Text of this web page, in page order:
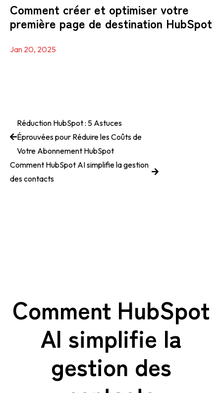
Comment créer et optimiser votre
première page de destination HubSpot
Jan 20, 2025
Réduction HubSpot : 5 Astuces
Éprouvées pour Réduire les Coûts de
Votre Abonnement HubSpot
Comment HubSp ot AI simplifie la gestion
des contacts
Comment HubSp ot
AI simplifie la
gestion des